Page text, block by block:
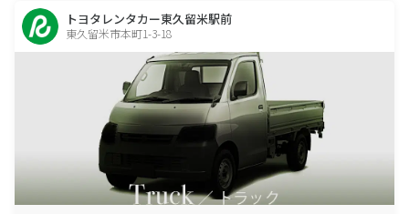
トヨタレンタカー東久留米駅前
東久留米市本町1-3-18